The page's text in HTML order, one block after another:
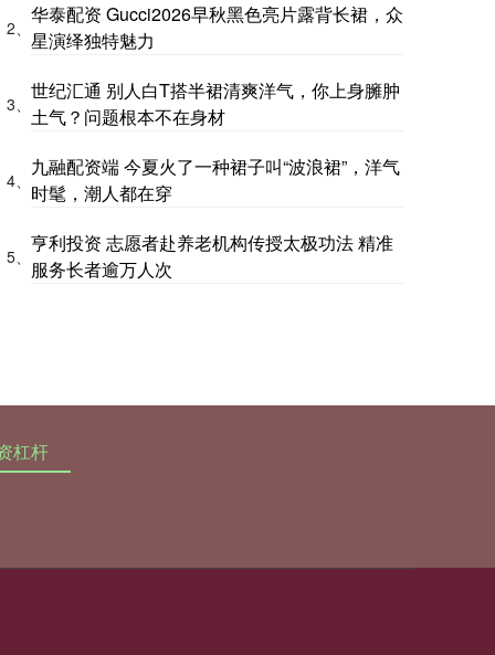
2、
华泰配资 Gucci2026早秋黑色亮片露背长裙，众
星演绎独特魅力
3、
世纪汇通 别人白T搭半裙清爽洋气，你上身臃肿
土气？问题根本不在身材
4、
九融配资端 今夏火了一种裙子叫“波浪裙”，洋气
时髦，潮人都在穿
5、
亨利投资 志愿者赴养老机构传授太极功法 精准
服务长者逾万人次
杠杆